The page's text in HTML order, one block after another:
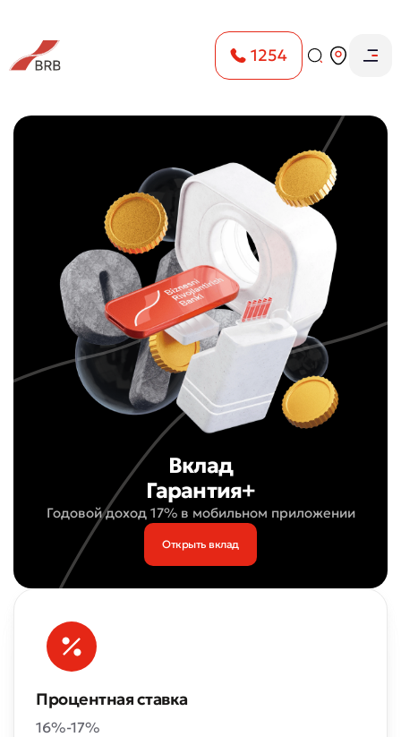
1254
вклад Гарантия плюс
Вклад
Гарантия+
Годовой доход 17% в мобильном приложении
Открыть вклад
Процентная ставка
16%-17%